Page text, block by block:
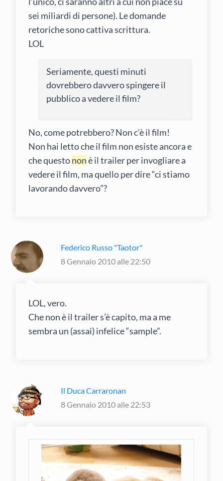
sei miliardi di persone). Le domande
retoriche sono cattiva scrittura.
LOL
Seriamente, questi minuti
dovrebbero davvero spingere il
pubblico a vedere il film?
No, come potrebbero? Non c’è il film!
Non hai letto che il film non esiste ancora e
che questononè il trailer per invogliare a
vedere il film, ma quello per dire “ci stiamo
lavorando davvero”?
Federico Russo "Taotor"
8 Gennaio 2010 alle 22:50
LOL, vero.
Che non è il trailer s’è capito, ma a me
sembra un (assai) infelice “sample”.
Il Duca Carraronan
8 Gennaio 2010 alle 22:53